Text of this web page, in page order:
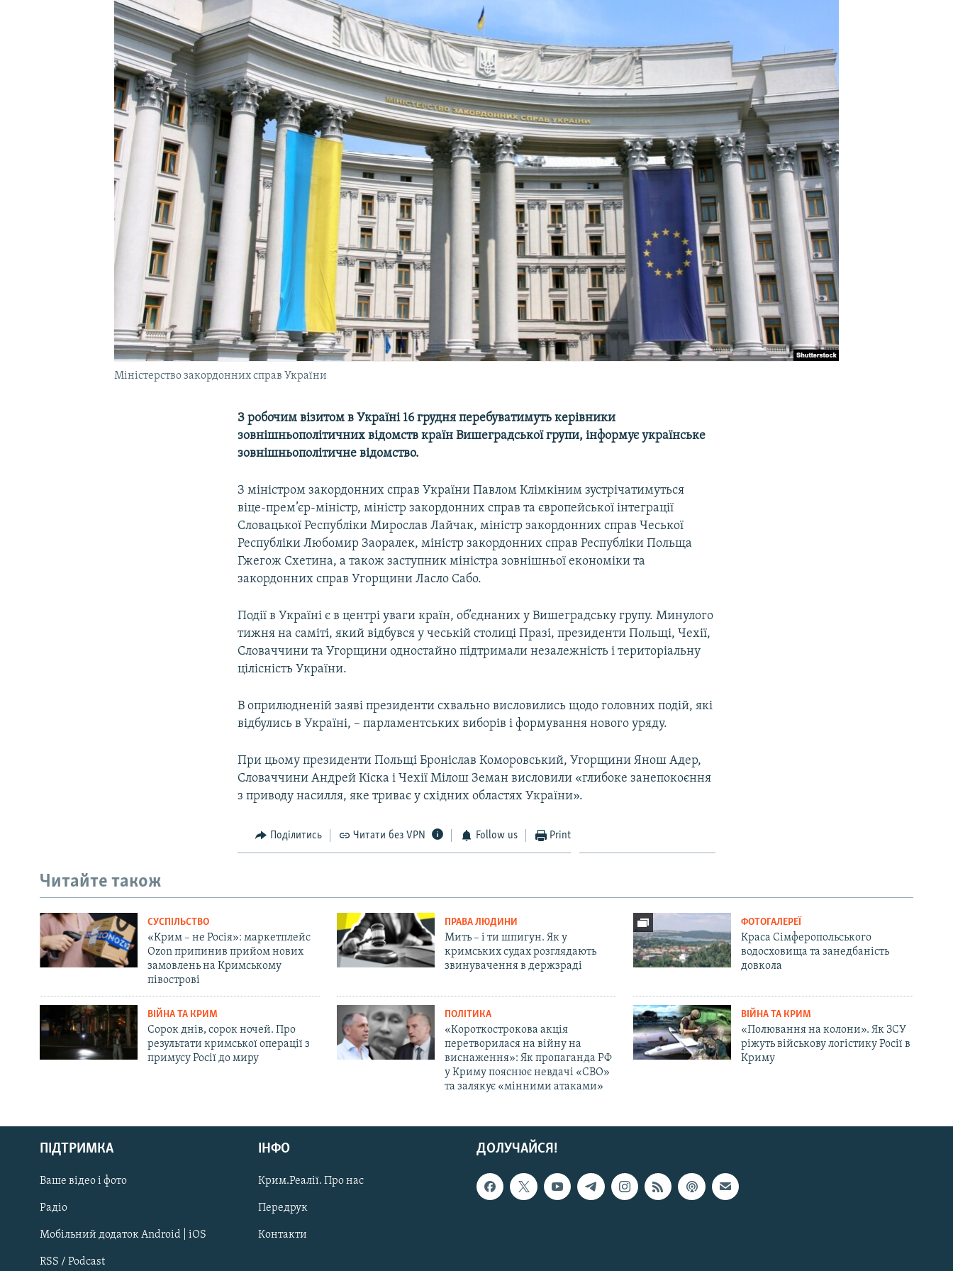
УКРАЇНСЬКА ПРОБЛЕМА КРИМУ
Русский
Qırımtatar
ДОЛУЧАЙСЯ!
Міністерство закордонних справ України
З робочим візитом в Україні 16 грудня перебуватимуть керівники
зовнішньополітичних відомств країн Вишеградської групи, інформує українське
зовнішньополітичне відомство.
З міністром закордонних справ України Павлом Клімкіним зустрічатимуться
віце-прем’єр-міністр, міністр закордонних справ та європейської інтеграції
Словацької Республіки Мирослав Лайчак, міністр закордонних справ Чеської
Республіки Любомир Заоралек, міністр закордонних справ Республіки Польща
Гжегож Схетина, а також заступник міністра зовнішньої економіки та
закордонних справ Угорщини Ласло Сабо.
Події в Україні є в центрі уваги країн, об’єднаних у Вишеградську групу. Минулого
тижня на саміті, який відбувся у чеській столиці Празі, президенти Польщі, Чехії,
Словаччини та Угорщини одностайно підтримали незалежність і територіальну
цілісність України.
В оприлюдненій заяві президенти схвально висловились щодо головних подій, які
відбулись в Україні, – парламентських виборів і формування нового уряду.
При цьому президенти Польщі Броніслав Коморовський, Угорщини Янош Адер,
Словаччини Андрей Кіска і Чехії Мілош Земан висловили «глибоке занепокоєння
з приводу насилля, яке триває у східних областях України».
Поділитись Читати без VPN Follow us Print
Читайте також
СУСПІЛЬСТВО
«Крим – не Росія»: маркетплейс
Ozon припинив прийом нових
замовлень на Кримському
півострові
ПРАВА ЛЮДИНИ
Мить – і ти шпигун. Як у
кримських судах розглядають
звинувачення в держзраді
ФОТОГАЛЕРЕЇ
Краса Сімферопольського
водосховища та занедбаність
довкола
ВІЙНА ТА КРИМ
Сорок днів, сорок ночей. Про
результати кримської операції з
примусу Росії до миру
ПОЛІТИКА
«Короткострокова акція
перетворилася на війну на
виснаження»: Як пропаганда РФ
у Криму пояснює невдачі «СВО»
та залякує «мінними атаками»
ВІЙНА ТА КРИМ
«Полювання на колони». Як ЗСУ
ріжуть військову логістику Росії в
Криму
ДОЛУЧАЙСЯ!
ПІДТРИМКА
Ваше відео і фото
Радіо
Мобільний додаток Android | iOS
RSS / Podcast
ІНФО
Крим.Реалії. Про нас
Передрук
Контакти